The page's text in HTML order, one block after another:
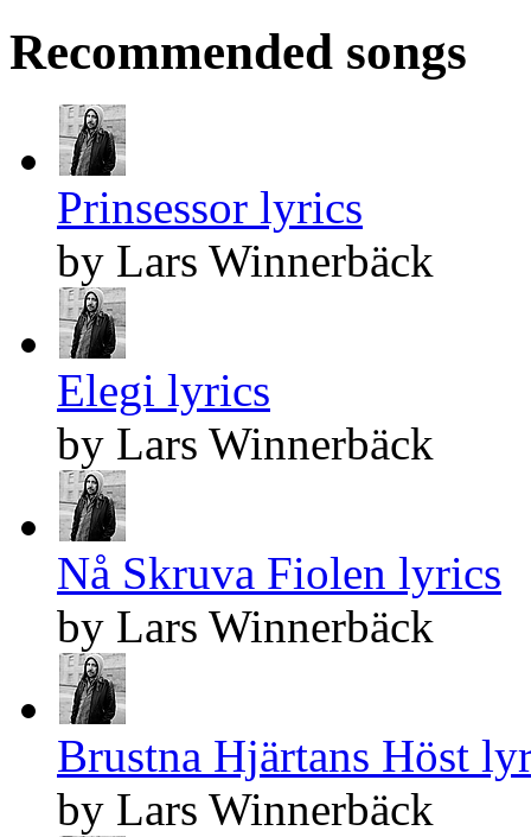
Recommended songs
Prinsessor lyrics
by Lars Winnerbäck
Elegi lyrics
by Lars Winnerbäck
Nå Skruva Fiolen lyrics
by Lars Winnerbäck
Brustna Hjärtans Höst
by Lars Winnerbäck